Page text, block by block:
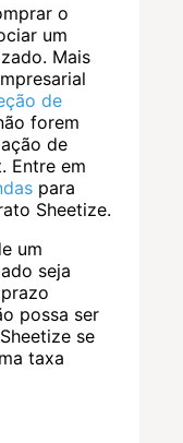
o
um
Mais
de
forem
de
Entre em
para
Sheetize.
um
seja
possa ser
se
taxa